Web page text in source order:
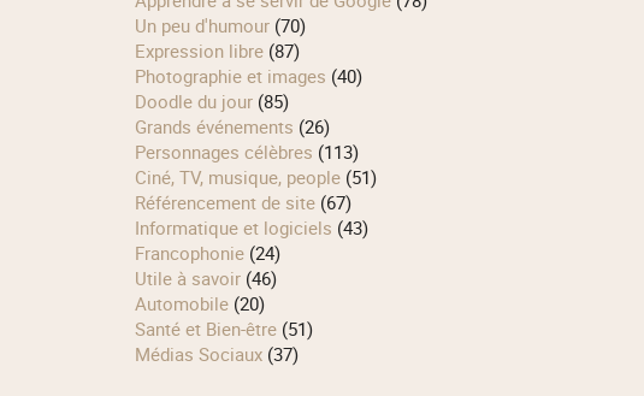
Un peu d'humour(70)
Expression libre(87)
Photographie et images (40)
Doodle du jour(85)
Grands événements (26)
Personnages célèbres (113)
Ciné, TV, musique, people(51)
Référencement de site(67)
Informatique et logiciels (43)
Francophonie(24)
Utile à savoir(46)
Automobile(20)
Santé et Bien-être(51)
Médias Sociaux(37)